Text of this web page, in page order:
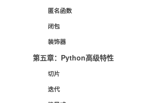
匿名函数
闭包
装饰器
第五章：Python高级特性
切片
迭代